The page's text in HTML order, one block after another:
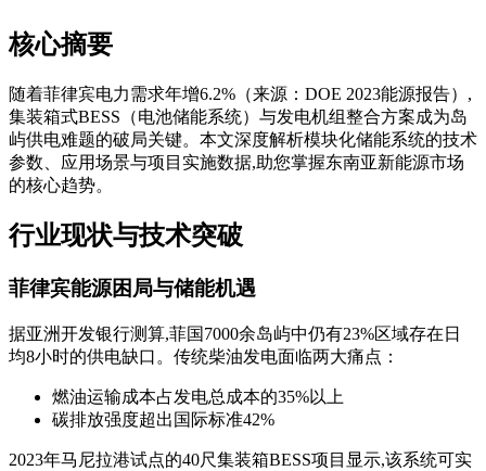
核心摘要
随着菲律宾电力需求年增6.2%（来源：DOE 2023能源报告）,
集装箱式BESS（电池储能系统）与发电机组整合方案成为岛
屿供电难题的破局关键。本文深度解析模块化储能系统的技术
参数、应用场景与项目实施数据,助您掌握东南亚新能源市场
的核心趋势。
行业现状与技术突破
菲律宾能源困局与储能机遇
据亚洲开发银行测算,菲国7000余岛屿中仍有23%区域存在日
均8小时的供电缺口。传统柴油发电面临两大痛点：
燃油运输成本占发电总成本的35%以上
碳排放强度超出国际标准42%
2023年马尼拉港试点的40尺集装箱BESS项目显示,该系统可实